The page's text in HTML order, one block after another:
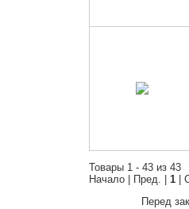
Товары 1 - 43 из 43
Начало | Пред. | 1 |
Перед